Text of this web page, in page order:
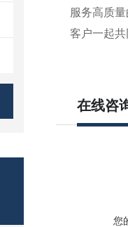
服务高质
客户一起
在线咨
您